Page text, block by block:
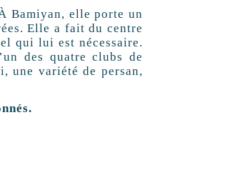
Bamiyan, elle porte un
Elle a fait du centre
qui lui est nécessaire.
des quatre clubs de
une variété de persan,